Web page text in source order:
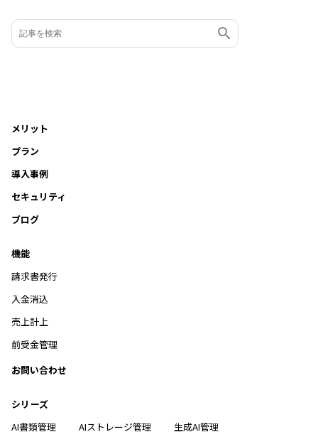
メリット
プラン
導入事例
セキュリティ
ブログ
機能
請求書発行
入金消込
売上計上
前受金管理
お問い合わせ
シリーズ
AI書類管理
AIストレージ管理 生成AI管理